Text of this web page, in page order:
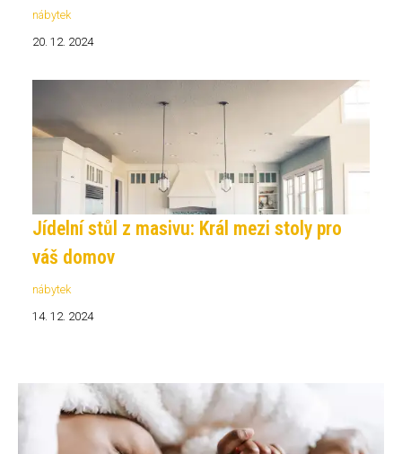
nábytek
20. 12. 2024
Jídelní stůl z masivu: Král mezi stoly pro
váš domov
nábytek
14. 12. 2024